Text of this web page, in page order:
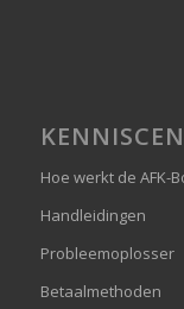
Hoe werkt de AFK-
Handleidingen
Probleemoplosser
Betaalmethoden